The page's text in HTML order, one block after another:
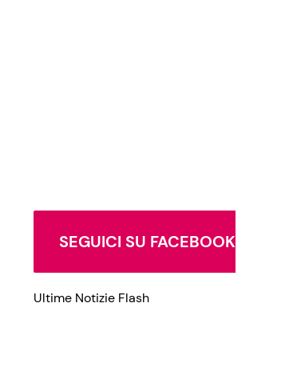
SEGUICI SU FACEBOOK
Ultime Notizie Flash